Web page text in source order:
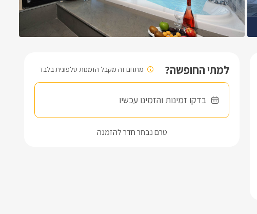
למתי החופשה? מתחם זה מקבל הזמנות טלפונית בלבד
בדקו זמינות והזמינו עכשיו
טרם נבחר חדר להזמנה